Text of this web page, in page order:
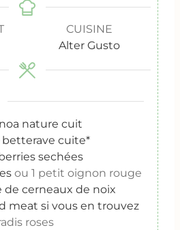
CUISINE
Alter Gusto
nature cuit
betterave cuite*
sechées
ou 1 petit oignon rouge
de cerneaux de noix
meat si vous en trouvez
roses